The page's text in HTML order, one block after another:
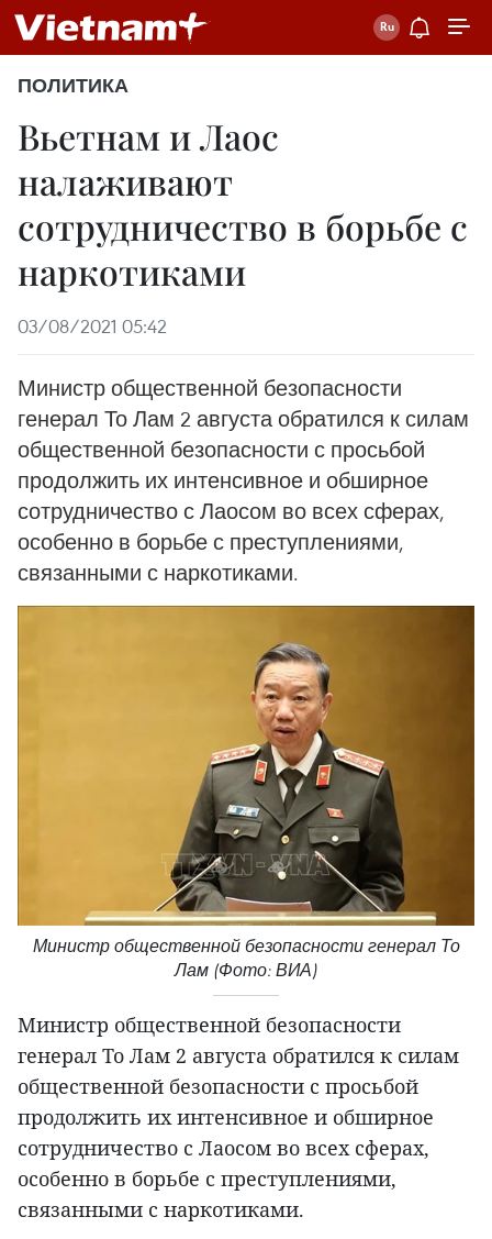
ПОЛИТИКА
Вьетнам и Лаос
налаживают
сотрудничество в борьбе с
наркотиками
03/08/2021 05:42
Министр общественной безопасности
генерал То Лам 2 августа обратился к силам
общественной безопасности с просьбой
продолжить их интенсивное и обширное
сотрудничество с Лаосом во всех сферах,
особенно в борьбе с преступлениями,
связанными с наркотиками.
Министр общественной безопасности генерал То
Лам (Фото: ВИА)
Министр общественной безопасности
генерал То Лам 2 августа обратился к силам
общественной безопасности с просьбой
продолжить их интенсивное и обширное
сотрудничество с Лаосом во всех сферах,
особенно в борьбе с преступлениями,
связанными с наркотиками.